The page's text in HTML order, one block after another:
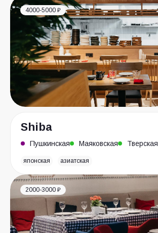
4000-5000 ₽
Shiba
Пушкинская Маяковская Тверская
японская азиатская
2000-3000 ₽